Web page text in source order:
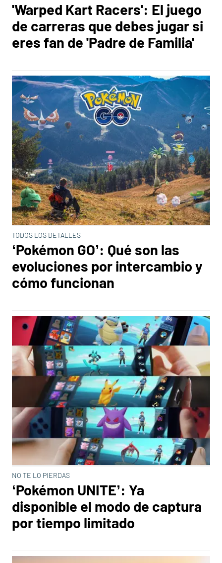
'Warped Kart Racers': El juego
de carreras que debes jugar si
eres fan de 'Padre de Familia'
TODOS LOS DETALLES
‘Pokémon GO’: Qué son las
evoluciones por intercambio y
cómo funcionan
NO TE LO PIERDAS
‘Pokémon UNITE’: Ya
disponible el modo de captura
por tiempo limitado